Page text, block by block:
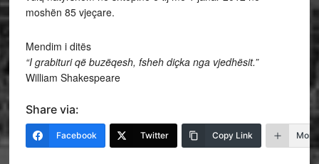
moshën 85 vjeçare.
Mendim i ditës
“I grabituri që buzëqesh, fsheh diçka nga vjedhësit.”
William Shakespeare
Share via:
Facebook Twitter Copy Link More